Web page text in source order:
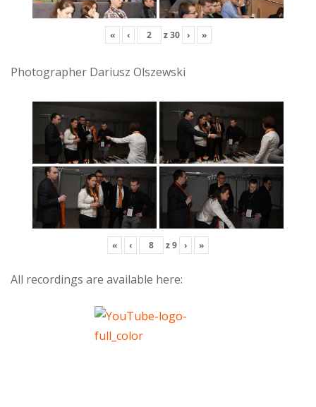
« ‹ z30 › »
Photographer Dariusz Olszewski
« ‹ z9 › »
All recordings are available here: